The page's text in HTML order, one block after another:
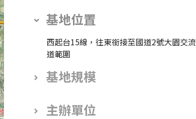
基地位置
西起台15線，往東銜接至國道2號大園交流
道範圍
基地規模
主辦單位